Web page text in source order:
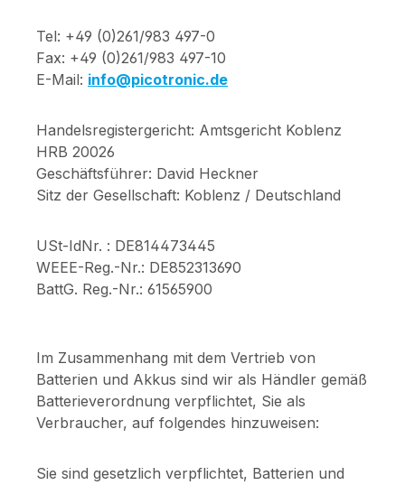
Tel: +49 (0)261/983 497-0
Fax: +49 (0)261/983 497-10
E-Mail: info@picotronic.de
Handelsregistergericht: Amtsgericht Koblenz
HRB 20026
Geschäftsführer: David Heckner
Sitz der Gesellschaft: Koblenz / Deutschland
USt-IdNr. : DE814473445
WEEE-Reg.-Nr.: DE852313690
BattG. Reg.-Nr.: 61565900
Im Zusammenhang mit dem Vertrieb von
Batterien und Akkus sind wir als Händler gemäß
Batterieverordnung verpflichtet, Sie als
Verbraucher, auf folgendes hinzuweisen:
Sie sind gesetzlich verpflichtet, Batterien und